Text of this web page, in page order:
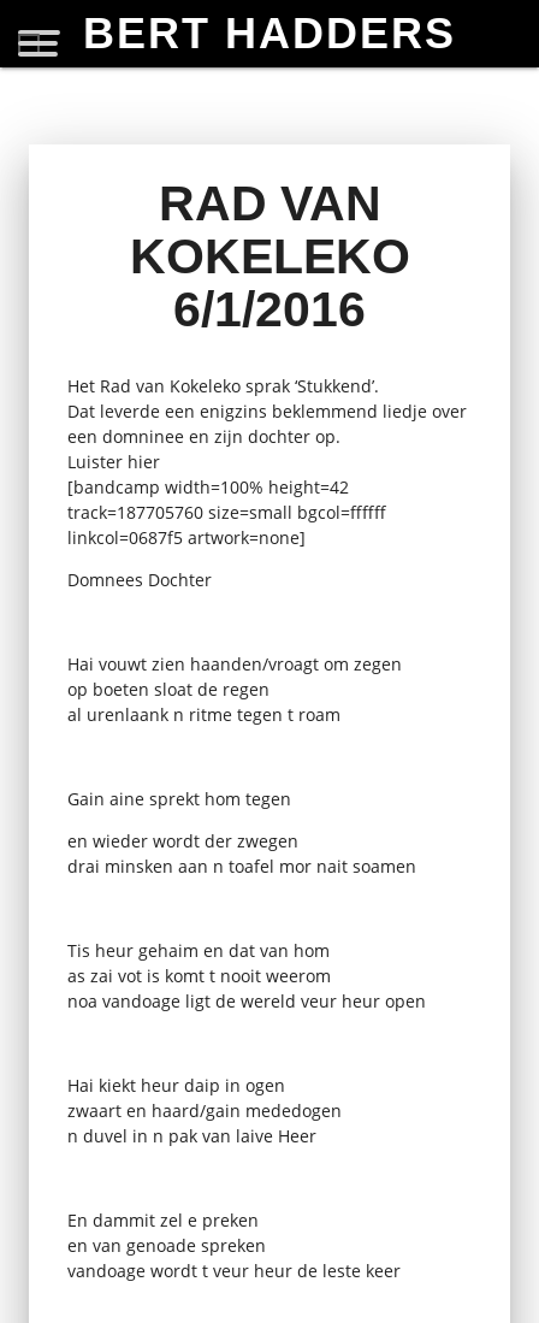
BERT HADDERS
RAD VAN
KOKELEKO
6/1/2016
Het Rad van Kokeleko sprak ‘Stukkend’.
Dat leverde een enigzins beklemmend liedje over
een domninee en zijn dochter op.
Luister hier
[bandcamp width=100% height=42
track=187705760 size=small bgcol=ffffff
linkcol=0687f5 artwork=none]
Domnees Dochter
Hai vouwt zien haanden/vroagt om zegen
op boeten sloat de regen
al urenlaank n ritme tegen t roam
Gain aine sprekt hom tegen
en wieder wordt der zwegen
drai minsken aan n toafel mor nait soamen
Tis heur gehaim en dat van hom
as zai vot is komt t nooit weerom
noa vandoage ligt de wereld veur heur open
Hai kiekt heur daip in ogen
zwaart en haard/gain mededogen
n duvel in n pak van laive Heer
En dammit zel e preken
en van genoade spreken
vandoage wordt t veur heur de leste keer